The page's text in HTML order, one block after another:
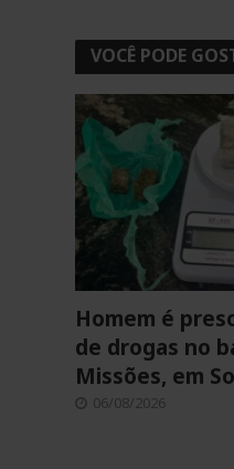
VOCÊ PODE
Homem é
de drogas no
Missões, em
06/08/2026